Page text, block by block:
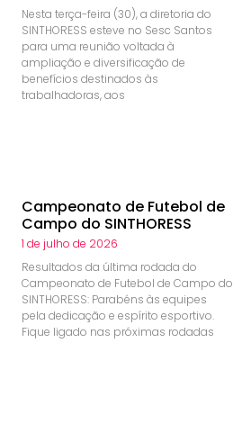
Nesta terça-feira (30), a diretoria do
SINTHORESS esteve no Sesc Santos
para uma reunião voltada à
ampliação e diversificação de
benefícios destinados às
trabalhadoras, aos
Campeonato de Futebol de
Campo do SINTHORESS
1 de julho de 2026
Resultados da última rodada do
Campeonato de Futebol de Campo do
SINTHORESS: Parabéns às equipes
pela dedicação e espírito esportivo.
Fique ligado nas próximas rodadas